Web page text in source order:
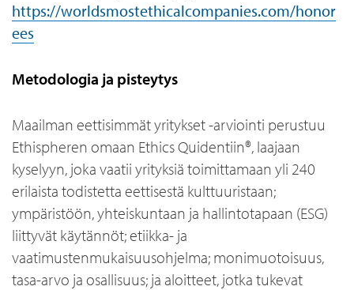
https://worldsmostethicalcompanies.com/honor
ees
Metodologia ja pisteytys
Maailman eettisimmät yritykset -arviointi perustuu
Ethispheren omaan Ethics Quidentiin®, laajaan
kyselyyn, joka vaatii yrityksiä toimittamaan yli 240
erilaista todistetta eettisestä kulttuuristaan;
ympäristöön, yhteiskuntaan ja hallintotapaan (ESG)
liittyvät käytännöt; etiikka- ja
vaatimustenmukaisuusohjelma; monimuotoisuus,
tasa-arvo ja osallisuus; ja aloitteet, jotka tukevat